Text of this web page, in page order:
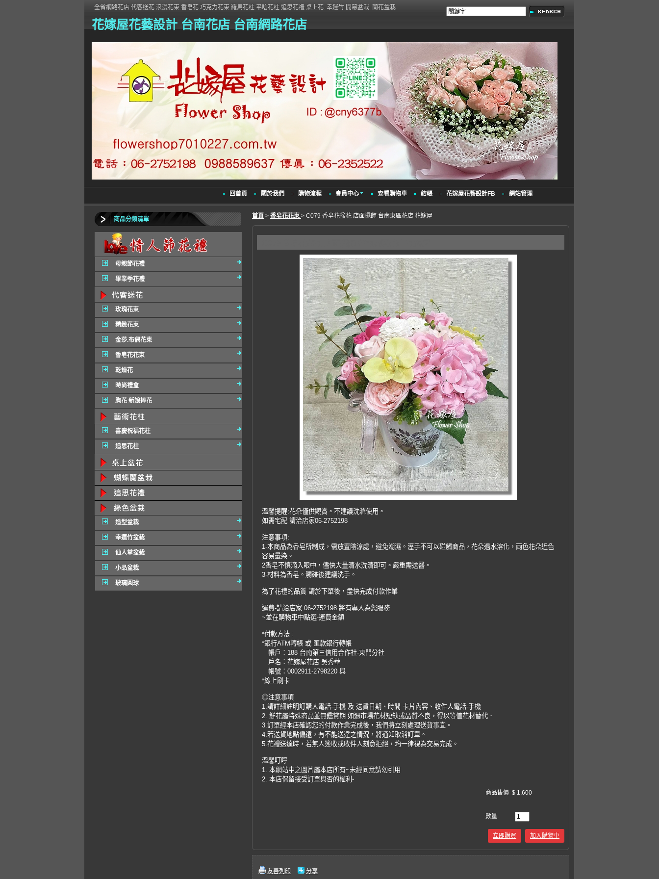
花嫁屋花藝設計 台南花店 台南網路花店
全省網路花店 代客送花 浪漫花束.香皂花.巧克力花束.羅馬花柱.弔唁花柱 追思花禮 桌上花. 幸運竹.開幕盆栽. 蘭花盆栽
回首頁 關於我們 購物流程 會員中心 查看購物車 結帳 花嫁屋花藝設計FB 網站管理
商品分類清單
母親節花禮
畢業季花禮
玫瑰花束
精緻花束
金莎.布偶花束
香皂花花束
乾燥花
時尚禮盒
胸花 新娘捧花
喜慶祝福花柱
追思花柱
造型盆栽
幸運竹盆栽
仙人掌盆栽
小品盆栽
玻璃圓球
首頁 > 香皂花花束 > C079 香皂花盆花 店面擺飾 台南東區花店 花嫁屋
溫馨提醒:花朵僅供觀賞。不建議洗滌使用。
如需宅配 請洽店家06-2752198
注意事項:
1-本商品為香皂所制成，需放置陰涼處，避免潮濕。溼手不可以碰觸商品，花朵遇水溶化，兩色花朵近色
容易暈染。
2香皂不慎滴入眼中，儘快大量清水洗清即可。嚴重需送醫。
3-材料為香皂。觸碰後建議洗手。
為了花禮的品質 請於下單後，盡快完成付款作業
運費-請洽店家 06-2752198 將有專人為您服務
~並在購物車中點選-運費金額
*付款方法 :
*銀行ATM轉帳 或 匯款銀行轉帳
帳戶：188 台南第三信用合作社-東門分社
戶名：花嫁屋花店 吳秀華
帳號：0002911-2798220 與
*線上刷卡
◎注意事項
1.請詳細註明訂購人電話-手機 及 送貨日期、時間 卡片內容、收件人電話-手機
2. 鮮花屬特殊商品並無鑑賞期 如遇市場花材短缺或品質不良，得以等值花材替代．
3.訂單經本店確認您的付款作業完成後，我們將立刻處理送貨事宜。
4.若送貨地點偏遠，有不能送達之情況，將通知取消訂單。
5.花禮送達時，若無人簽收或收件人刻意拒絕，均一律視為交易完成。
溫馨叮嚀
1. 本網站中之圖片屬本店所有~未經同意請勿引用
2. 本店保留接受訂單與否的權利-
商品售價 $ 1,600
數量:
立即購買 加入購物車
友善列印 分享